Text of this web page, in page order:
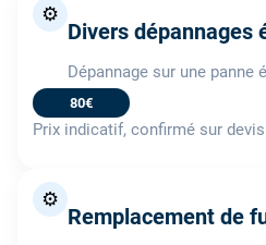
⚙️
Divers dépannages
Dépannage sur une panne
80€
Prix indicatif, confirmé sur
⚙️
Remplacement de